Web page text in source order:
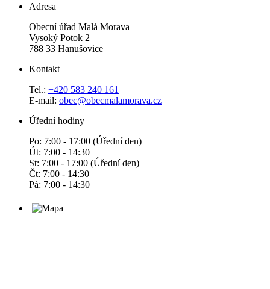
Adresa
Obecní úřad Malá Morava
Vysoký Potok 2
788 33 Hanušovice
Kontakt
Tel.: +420 583 240 161
E-mail: obec@obecmalamorava.cz
Úřední hodiny
Po: 7:00 - 17:00 (Úřední den)
Út: 7:00 - 14:30
St: 7:00 - 17:00 (Úřední den)
Čt: 7:00 - 14:30
Pá: 7:00 - 14:30